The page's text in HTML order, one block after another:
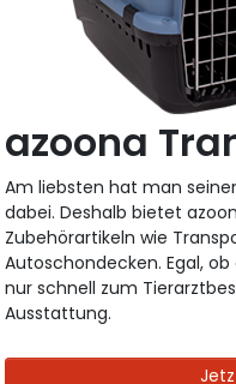
azoona
Am liebsten hat man
dabei. Deshalb bietet
Zubehörartikeln wie
Autoschondecken. Egal,
nur schnell zum
Ausstattung.